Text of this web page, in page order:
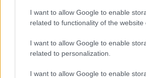
I want to allow Google to enable
related to functionality of the website
I want to allow Google to enable
related to personalization.
I want to allow Google to enable